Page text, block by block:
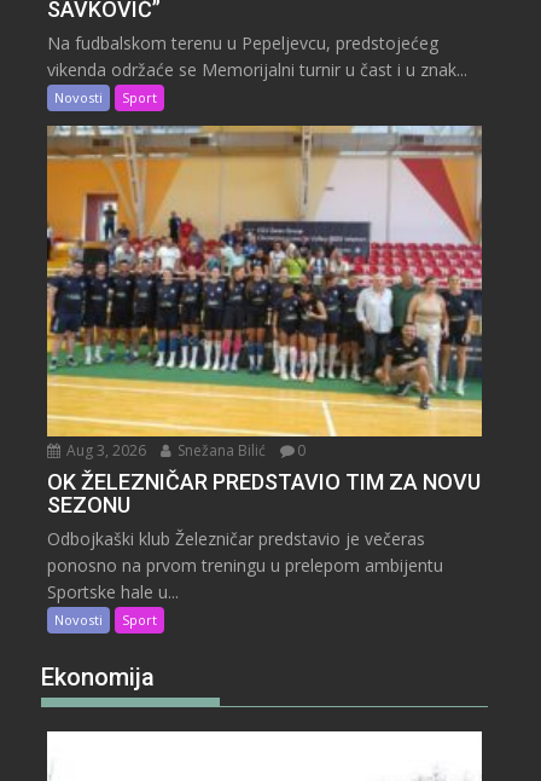
SAVKOVIĆ”
Na fudbalskom terenu u Pepeljevcu, predstojećeg
vikenda održaće se Memorijalni turnir u čast i u znak...
Novosti Sport
Aug 3, 2026 Snežana Bilić 0
OK ŽELEZNIČAR PREDSTAVIO TIM ZA NOVU
SEZONU
Odbojkaški klub Železničar predstavio je večeras
ponosno na prvom treningu u prelepom ambijentu
Sportske hale u...
Novosti Sport
Ekonomija